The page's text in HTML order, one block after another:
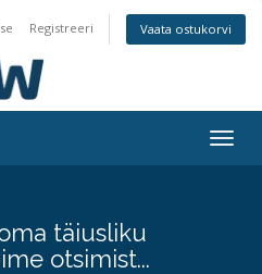
Registreeri Vaata ostukorvi
täiusliku
otsimist...